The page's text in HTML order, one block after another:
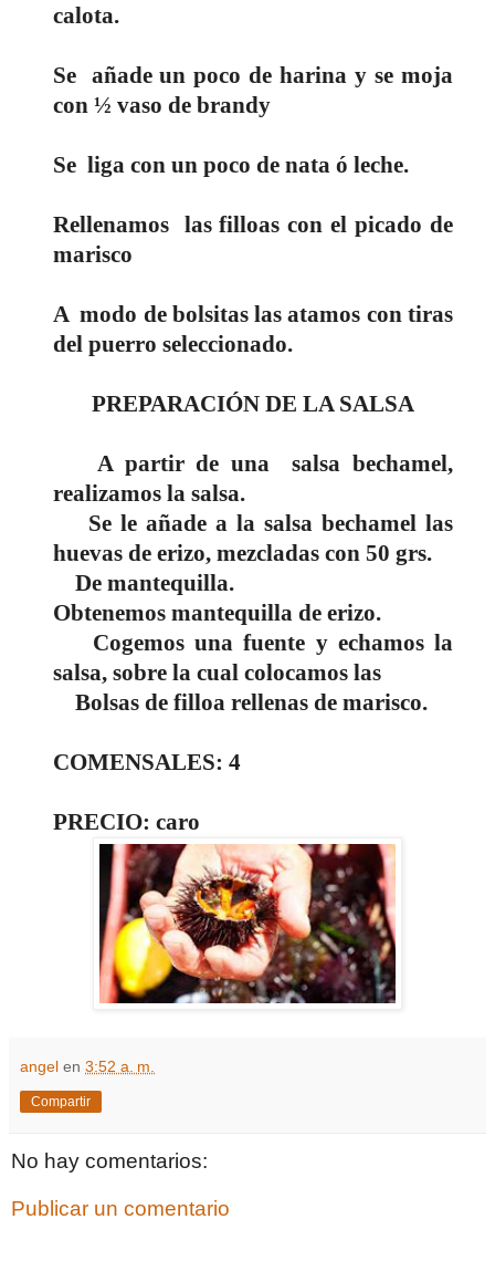
calota.
Se añade un poco de harina y se moja
con ½ vaso de brandy
Se liga con un poco de nata ó leche.
Rellenamos las filloas con el picado de
marisco
A modo de bolsitas las atamos con tiras
del puerro seleccionado.
PREPARACIÓN DE LA SALSA
A partir de una
salsa bechamel,
realizamos la salsa.
Se le añade a la salsa bechamel las
huevas de erizo, mezcladas con 50 grs.
De mantequilla.
Obtenemos mantequilla de erizo.
Cogemos una fuente y echamos la
salsa, sobre la cual colocamos las
Bolsas de filloa rellenas de marisco.
COMENSALES: 4
PRECIO: caro
angel en 3:52 a. m.
Compartir
No hay comentarios:
Publicar un comentario